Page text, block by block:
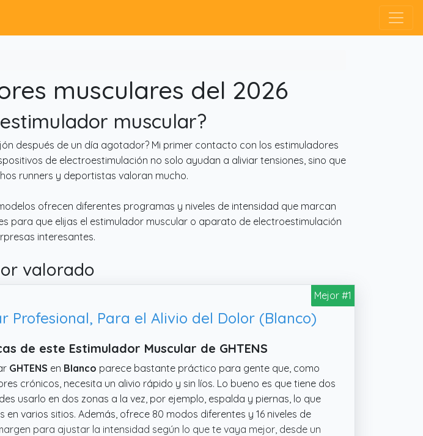
musculares del 2026
muscular?
después de un día agotador? Mi primer contacto con los estimuladores
de electroestimulación no solo ayudan a aliviar tensiones, sino que
runners y deportistas valoran mucho.
ofrecen diferentes programas y niveles de intensidad que marcan
para que elijas el estimulador muscular o aparato de electroestimulación
interesantes.
valorado
Mejor #1
Profesional, Para el Alivio del Dolor (Blanco)
de este Estimulador Muscular de GHTENS
GHTENS en Blanco parece bastante práctico para gente que, como
crónicos, necesita un alivio rápido y sin líos. Lo bueno es que tiene dos
usarlo en dos zonas a la vez, por ejemplo, espalda y piernas, lo que
varios sitios. Además, ofrece 80 modos diferentes y 16 niveles de
para ajustar la intensidad según lo que te vaya mejor, desde un